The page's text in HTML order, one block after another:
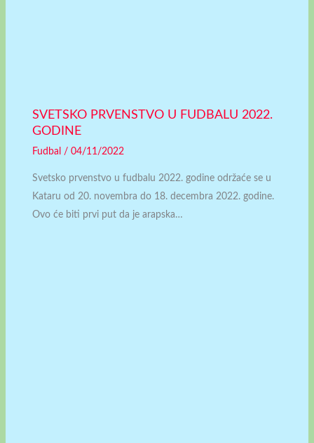
SVETSKO PRVENSTVO U FUDBALU 2022.
GODINE
Fudbal / 04/11/2022
Svetsko prvenstvo u fudbalu 2022. godine održaće se u
Kataru od 20. novembra do 18. decembra 2022. godine.
Ovo će biti prvi put da je arapska…